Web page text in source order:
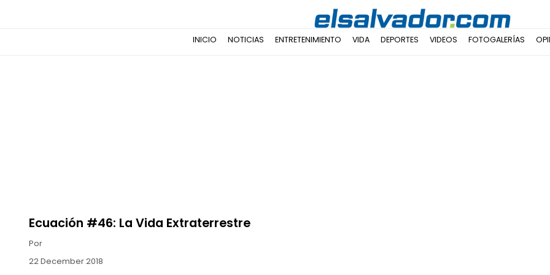
INICIO NOTICIAS ENTRETENIMIENTO VIDA DEPORTES VIDEOS FOTOGALERÍAS
Ecuación #46: La Vida Extraterrestre
Por
22 December 2018